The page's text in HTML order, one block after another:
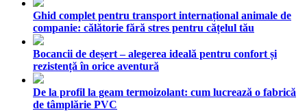
Ghid complet pentru transport internațional animale de
companie: călătorie fără stres pentru cățelul tău
Bocancii de deșert – alegerea ideală pentru confort și
rezistență în orice aventură
De la profil la geam termoizolant: cum lucrează o fabrică
de tâmplărie PVC